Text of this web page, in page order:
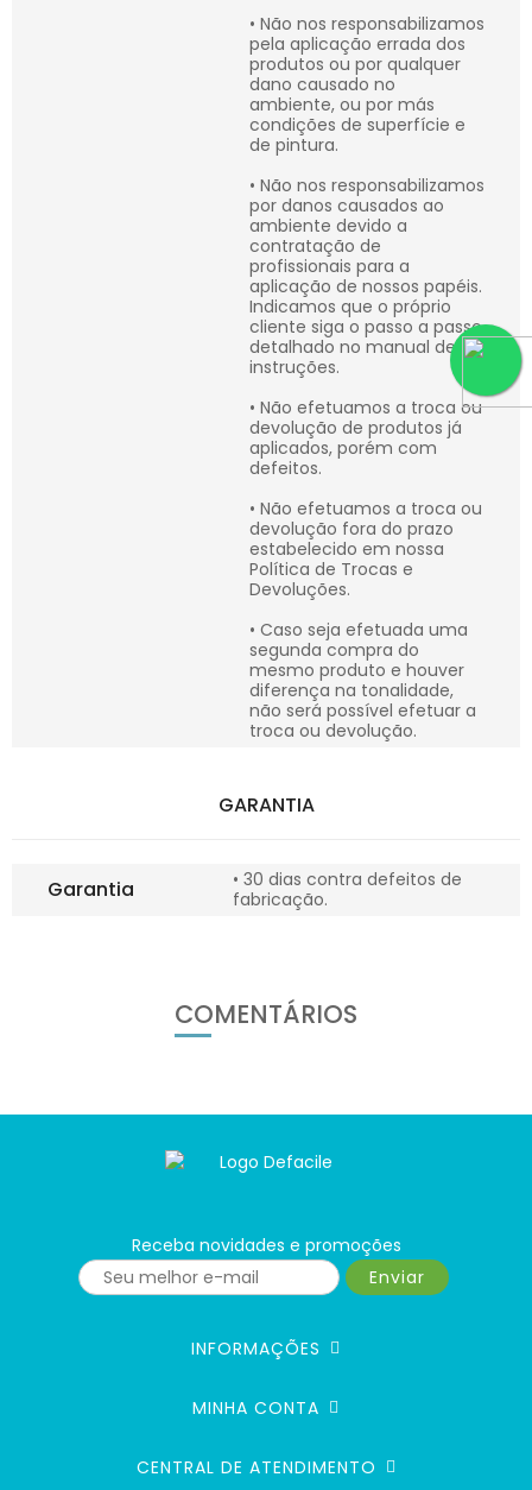
• Não nos responsabilizamos
pela aplicação errada dos
produtos ou por qualquer
dano causado no
ambiente, ou por más
condições de superfície e
de pintura.
• Não nos responsabilizamos
por danos causados ao
ambiente devido a
contratação de
profissionais para a
aplicação de nossos papéis.
Indicamos que o próprio
cliente siga o passo a passo
detalhado no manual de
instruções.
• Não efetuamos a troca ou
devolução de produtos já
aplicados, porém com
defeitos.
• Não efetuamos a troca ou
devolução fora do prazo
estabelecido em nossa
Política de Trocas e
Devoluções.
• Caso seja efetuada uma
segunda compra do
mesmo produto e houver
diferença na tonalidade,
não será possível efetuar a
troca ou devolução.
GARANTIA
Garantia
• 30 dias contra defeitos de
fabricação.
COMENTÁRIOS
Receba novidades e promoções
Enviar
INFORMAÇÕES
MINHA CONTA
CENTRAL DE ATENDIMENTO